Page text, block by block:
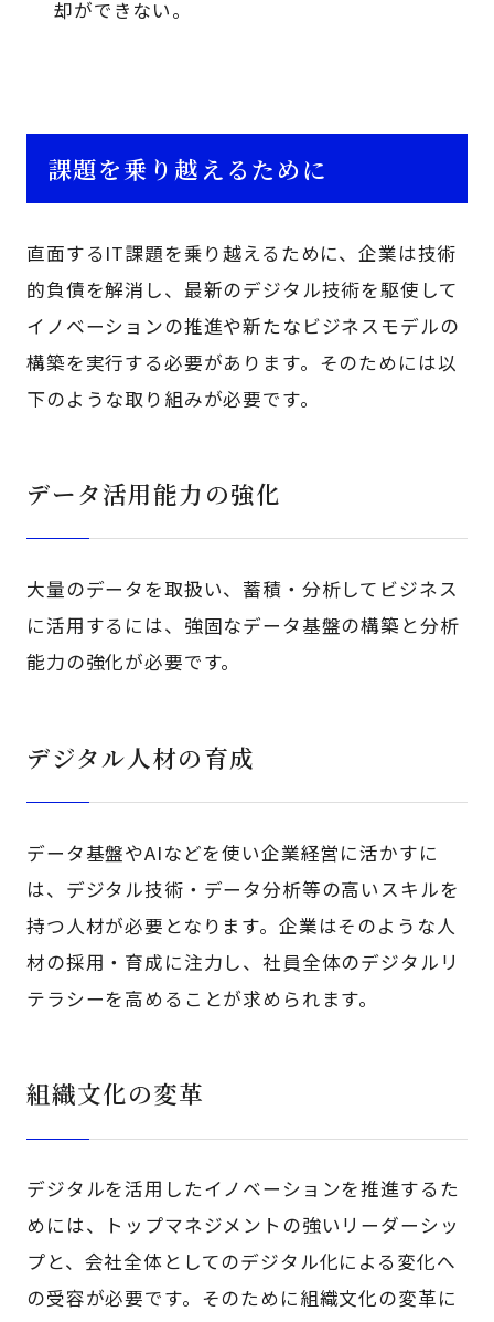
却ができない。
課題を乗り越えるために
直面するIT課題を乗り越えるために、企業は技術
的負債を解消し、最新のデジタル技術を駆使して
イノベーションの推進や新たなビジネスモデルの
構築を実行する必要があります。そのためには以
下のような取り組みが必要です。
データ活用能力の強化
大量のデータを取扱い、蓄積・分析してビジネス
に活用するには、強固なデータ基盤の構築と分析
能力の強化が必要です。
デジタル人材の育成
データ基盤やAIなどを使い企業経営に活かすに
は、デジタル技術・データ分析等の高いスキルを
持つ人材が必要となります。企業はそのような人
材の採用・育成に注力し、社員全体のデジタルリ
テラシーを高めることが求められます。
組織文化の変革
デジタルを活用したイノベーションを推進するた
めには、トップマネジメントの強いリーダーシッ
プと、会社全体としてのデジタル化による変化へ
の受容が必要です。そのために組織文化の変革に